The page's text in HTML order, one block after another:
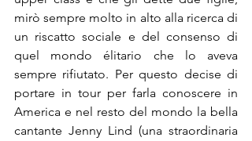
mirò sempre molto in alto alla ricerca di
un riscatto sociale e del consenso di
quel mondo élitario che lo aveva
sempre rifiutato. Per questo decise di
portare in tour per farla conoscere in
America e nel resto del mondo la bella
cantante Jenny Lind (una straordinaria